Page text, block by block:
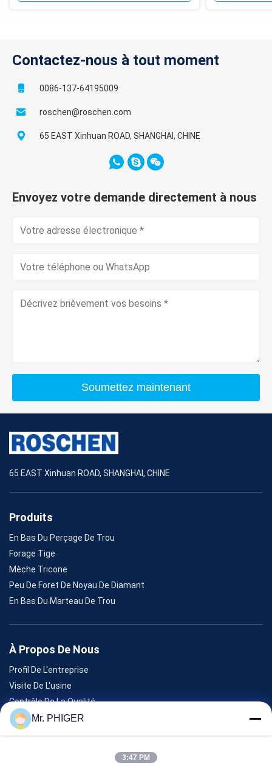
Contactez-nous à tout moment
0086-137-64195009
roschen@roschen.com
65 EAST Xinhuan ROAD, SHANGHAI, CHINE
Envoyez votre demande directement à nous
Soumettez maintenant
65 EAST Xinhuan ROAD, SHANGHAI, CHINE
Produits
En Bas Du Perçage De Trou
Forage Tige
Mèche Tricone
Peu De Foret De Noyau De Diamant
En Bas Du Marteau De Trou
À Propos De Nous
Profil De L'entreprise
Visite De L'usine
Contrôle De La Qualité
Plan Du Site
Nous Contacter
Mr. PHIGER
3:47 PM